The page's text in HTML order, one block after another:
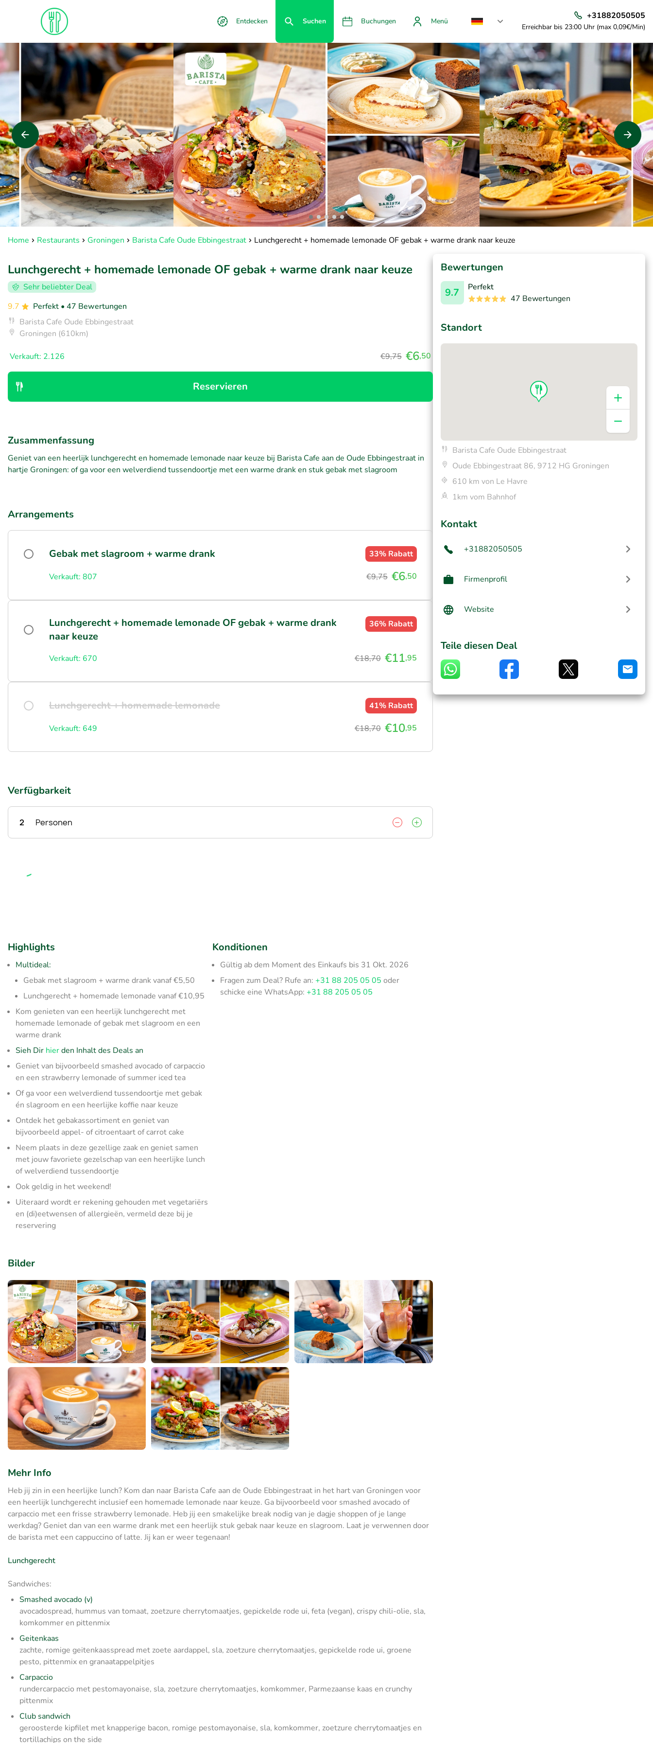
Entdecken Suchen Buchungen Menü
+31882050505
Erreichbar bis 23:00 Uhr (max 0,09€/Min)
Home Restaurants Groningen Barista Cafe Oude Ebbingestraat Lunchgerecht + homemade lemonade OF gebak + warme drank naar keuze
Lunchgerecht + homemade lemonade OF gebak + warme drank naar keuze
Sehr beliebter Deal
9.7
Perfekt • 47 Bewertungen
Barista Cafe Oude Ebbingestraat
Groningen (610km)
Verkauft: 2.126 €9,75 €6,50
Reservieren
Zusammenfassung
Geniet van een heerlijk lunchgerecht en homemade lemonade naar keuze bij Barista Cafe aan de Oude Ebbingestraat in
hartje Groningen: of ga voor een welverdiend tussendoortje met een warme drank en stuk gebak met slagroom
Arrangements
Gebak met slagroom + warme drank 33% Rabatt
Verkauft: 807 €9,75 €6,50
Lunchgerecht + homemade lemonade OF gebak + warme drank
naar keuze
36% Rabatt
Verkauft: 670 €18,70 €11,95
Lunchgerecht + homemade lemonade 41% Rabatt
Verkauft: 649 €18,70 €10,95
Verfügbarkeit
2 Personen
Highlights
Multideal:
Gebak met slagroom + warme drank vanaf €5,50
Lunchgerecht + homemade lemonade vanaf €10,95
Kom genieten van een heerlijk lunchgerecht met
homemade lemonade of gebak met slagroom en een
warme drank
Sieh Dir hierden Inhalt des Deals an
Geniet van bijvoorbeeld smashed avocado of carpaccio
en een strawberry lemonade of summer iced tea
Of ga voor een welverdiend tussendoortje met gebak
én slagroom en een heerlijke koffie naar keuze
Ontdek het gebakassortiment en geniet van
bijvoorbeeld appel- of citroentaart of carrot cake
Neem plaats in deze gezellige zaak en geniet samen
met jouw favoriete gezelschap van een heerlijke lunch
of welverdiend tussendoortje
Ook geldig in het weekend!
Uiteraard wordt er rekening gehouden met vegetariërs
en (di)eetwensen of allergieën, vermeld deze bij je
reservering
Konditionen
Gültig ab dem Moment des Einkaufs bis 31 Okt. 2026
Fragen zum Deal? Rufe an:+31 88 205 05 05 oder
schicke eine WhatsApp:+31 88 205 05 05
Bilder
Mehr Info
Heb jij zin in een heerlijke lunch? Kom dan naar Barista Cafe aan de Oude Ebbingestraat in het hart van Groningen voor
een heerlijk lunchgerecht inclusief een homemade lemonade naar keuze. Ga bijvoorbeeld voor smashed avocado of
carpaccio met een frisse strawberry lemonade. Heb jij een smakelijke break nodig van je dagje shoppen of je lange
werkdag? Geniet dan van een warme drank met een heerlijk stuk gebak naar keuze en slagroom. Laat je verwennen door
de barista met een cappuccino of latte. Jij kan er weer tegenaan!
Lunchgerecht
Sandwiches:
Smashed avocado (v)
avocadospread, hummus van tomaat, zoetzure cherrytomaatjes, gepickelde rode ui, feta (vegan), crispy chili-olie, sla,
komkommer en pittenmix
Geitenkaas
zachte, romige geitenkaasspread met zoete aardappel, sla, zoetzure cherrytomaatjes, gepickelde rode ui, groene
pesto, pittenmix en granaatappelpitjes
Carpaccio
rundercarpaccio met pestomayonaise, sla, zoetzure cherrytomaatjes, komkommer, Parmezaanse kaas en crunchy
pittenmix
Club sandwich
geroosterde kipfilet met knapperige bacon, romige pestomayonaise, sla, komkommer, zoetzure cherrytomaatjes en
tortillachips on the side
Bewertungen
9.7
Perfekt
47 Bewertungen
Standort
Barista Cafe Oude Ebbingestraat
Oude Ebbingestraat 86, 9712 HG Groningen
610 km von Le Havre
1km vom Bahnhof
Kontakt
+31882050505
Firmenprofil
Website
Teile diesen Deal